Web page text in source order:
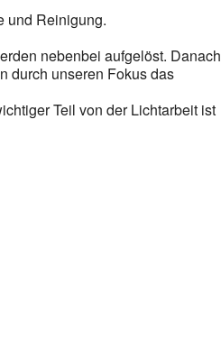
und Reinigung.
nebenbei aufgelöst. Danach
durch unseren Fokus das
Teil von der Lichtarbeit ist